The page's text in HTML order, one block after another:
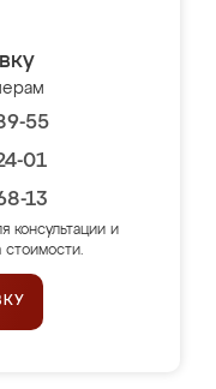
55
01
13
консультации и
стоимости.